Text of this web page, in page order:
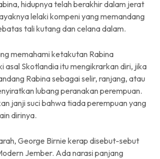
hidupnya telah berakhir dalam jerat
lelaki kompeni yang memandang
tali kutang dan celana dalam.
memahami ketakutan Rabina
asal Skotlandia itu mengikrarkan diri, jika
Rabina sebagai selir, ranjang, atau
lubang peranakan perempuan.
janji suci bahwa tiada perempuan yang
dirinya.
George Birnie kerap disebut-sebut
Jember. Ada narasi panjang